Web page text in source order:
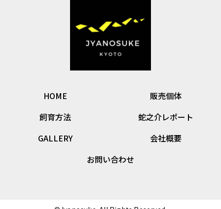
HOME
販売個体
飼育方法
蛇之介レポート
GALLERY
会社概要
お問い合わせ